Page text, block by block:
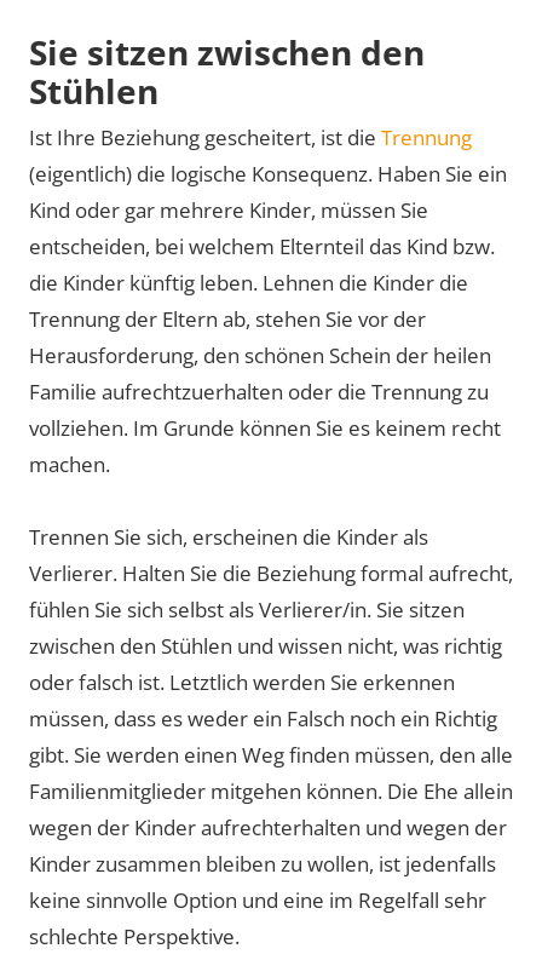
Sie sitzen zwischen den
Stühlen
Ist Ihre Beziehung gescheitert, ist die Trennung
(eigentlich) die logische Konsequenz. Haben Sie ein
Kind oder gar mehrere Kinder, müssen Sie
entscheiden, bei welchem Elternteil das Kind bzw.
die Kinder künftig leben. Lehnen die Kinder die
Trennung der Eltern ab, stehen Sie vor der
Herausforderung, den schönen Schein der heilen
Familie aufrechtzuerhalten oder die Trennung zu
vollziehen. Im Grunde können Sie es keinem recht
machen.
Trennen Sie sich, erscheinen die Kinder als
Verlierer. Halten Sie die Beziehung formal aufrecht,
fühlen Sie sich selbst als Verlierer/in. Sie sitzen
zwischen den Stühlen und wissen nicht, was richtig
oder falsch ist. Letztlich werden Sie erkennen
müssen, dass es weder ein Falsch noch ein Richtig
gibt. Sie werden einen Weg finden müssen, den alle
Familienmitglieder mitgehen können. Die Ehe allein
wegen der Kinder aufrechterhalten und wegen der
Kinder zusammen bleiben zu wollen, ist jedenfalls
keine sinnvolle Option und eine im Regelfall sehr
schlechte Perspektive.